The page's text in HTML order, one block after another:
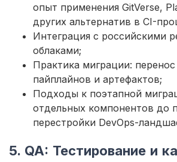
опыт применения GitVerse,
других альтернатив в CI-
Интеграция с российскими
облаками;
Практика миграции:
пайплайнов и артефактов;
Подходы к поэтапной
отдельных компонентов до
перестройки DevOps-
5. QA: Тестирование и